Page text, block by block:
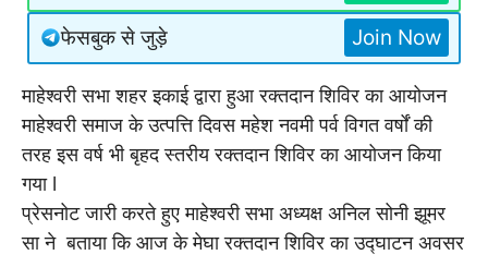
फेसबुक से जुड़े Join Now
माहेश्वरी सभा शहर इकाई द्वारा हुआ रक्तदान शिविर का आयोजन
माहेश्वरी समाज के उत्पत्ति दिवस महेश नवमी पर्व विगत वर्षों की
तरह इस वर्ष भी बृहद स्तरीय रक्तदान शिविर का आयोजन किया
गया l
प्रेसनोट जारी करते हुए माहेश्वरी सभा अध्यक्ष अनिल सोनी झूमर
सा ने बताया कि आज के मेघा रक्तदान शिविर का उद्घाटन अवसर